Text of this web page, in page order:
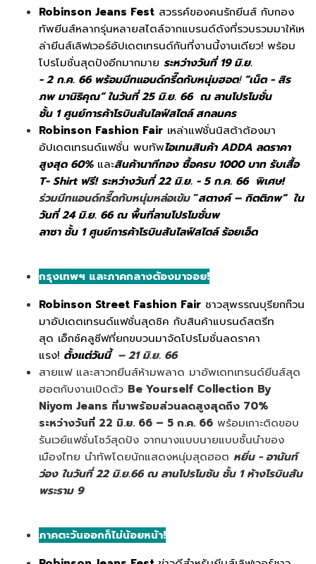
Robinson Jeans Fest สวรรค์ของคนรักยีนส์ กับกอง
ทัพยีนส์หลากรุ่นหลายสไตล์จากแบรนด์ดังที่รวบรวมมาให้เห
ล่ายีนส์เลิฟเวอร์อัปเดตเทรนด์กันที่งานนี้งานเดียว! พร้อม
โปรโมชั่นสุดปังอีกมากมาย ระหว่างวันที่ 19 มิ.ย.
- 2 ก.ค. 66 พร้อมมีทแอนด์กรี๊ดกับหนุ่มฮอต!“เน็ต - สิร
ภพ มานิธิคุณ” ในวันที่ 25 มิ.ย. 66 ณ ลานโปรโมชั่น
ชั้น 1 ศูนย์การค้าโรบินสันไลฟ์สไตล์ สกลนคร
Robinson Fashion Fair เหล่าแฟชั่นนิสต้าต้องมา
อัปเดตเทรนด์แฟชั่น พบทัพไอเทมสินค้า ADDA ลดราคา
สูงสุด 60%และสินค้านาทีทอง ซื้อครบ 1000 บาท รับเสื้อ
T- Shirt ฟรี! ระหว่างวันที่ 22 มิ.ย. - 5 ก.ค. 66 พิเศษ!
ร่วมมีทแอนด์กรี๊ดกับหนุ่มหล่อเข้ม“สตางค์ – กิตติภพ” ใน
วันที่ 24 มิ.ย. 66 ณ พื้นที่ลานโปรโมชั่นพ
ลาซา ชั้น 1 ศูนย์การค้าโรบินสันไลฟ์สไตล์ ร้อยเอ็ด
กรุงเทพฯ และภาคกลางต้องมาจอย!
Robinson Street Fashion Fair ชาวสุพรรณบุรียกก๊วน
มาอัปเดตเทรนด์แฟชั่นสุดชิค กับสินค้าแบรนด์สตรีท
สุด เอ็กซ์คลูซีฟที่ยกขบวนมาจัดโปรโมชั่นลดราคา
แรง! ตั้งแต่วันนี้ – 21 มิ.ย. 66
สายแฟ และสาวกยีนส์ห้ามพลาด มาอัพเดทเทรนด์ยีนส์สุด
ฮอตกับงานเปิดตัว Be Yourself Collection By
Niyom Jeans ที่มาพร้อมส่วนลดสูงสุดถึง 70%
ระหว่างวันที่ 22 มิ.ย. 66 – 5 ก.ค. 66 พร้อมเกาะติดขอบ
รันเวย์แฟชั่นโชว์สุดปัง จากนางแบบนายแบบชั้นนำของ
เมืองไทย นำทัพโดยนักแสดงหนุ่มสุดฮอต หยิ่น - อานันท์
ว่อง ในวันที่ 22 มิ.ย.66 ณ ลานโปรโมชัน ชั้น 1 ห้างโรบินสัน
พระราม 9
ภาคตะวันออกก็ไม่น้อยหน้า!